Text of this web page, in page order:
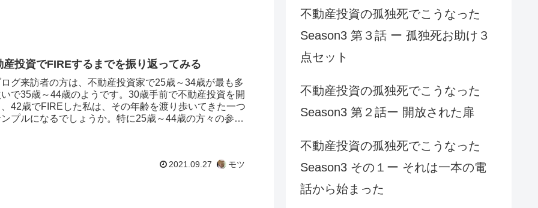
産投資でFIREするまでを振り返ってみる
グ来訪者の方は、不動産投資家で25歳～34歳が最も多
いで35歳～44歳のようです。30歳手前で不動産投資を開
42歳でFIREした私は、その年齢を渡り歩いてきた一つ
プルになるでしょうか。特に25歳～44歳の方々の参考
2021.09.27 モツ
不動産投資の孤独死でこうなった
Season3 第３話 ー 孤独死お助け３
点セット
不動産投資の孤独死でこうなった
Season3 第２話ー 開放された扉
不動産投資の孤独死でこうなった
Season3 その１ー それは一本の電
話から始まった